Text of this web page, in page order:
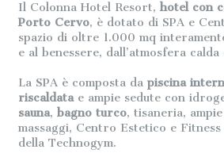
Il Colonna Hotel Resort, hotel con
Porto Cervo, è dotato di SPA e
spazio di oltre 1.000 mq
e al benessere, dall’atmosfera calda
La SPA è composta da piscina
riscaldata e ampie sedute con
sauna, bagno turco, tisaneria,
massaggi, Centro Estetico e
della Technogym.